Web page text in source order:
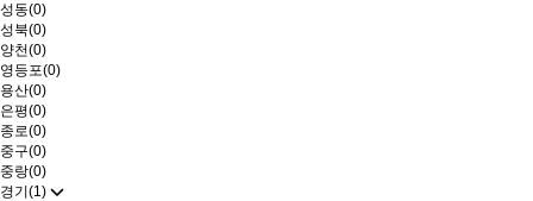
성동(0)
성북(0)
양천(0)
영등포(0)
용산(0)
은평(0)
종로(0)
중구(0)
중랑(0)
경기(1)